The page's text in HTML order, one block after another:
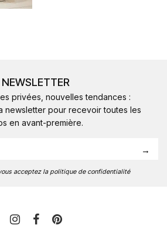
NEWSLETTER
privées, nouvelles tendances :
newsletter pour recevoir toutes les
en avant-première.
acceptez la politique de confidentialité